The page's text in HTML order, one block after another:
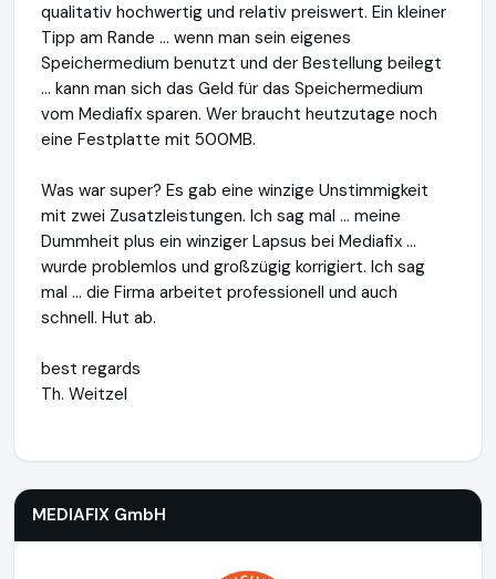
qualitativ hochwertig und relativ preiswert. Ein kleiner
Tipp am Rande ... wenn man sein eigenes
Speichermedium benutzt und der Bestellung beilegt
... kann man sich das Geld für das Speichermedium
vom Mediafix sparen. Wer braucht heutzutage noch
eine Festplatte mit 500MB.
Was war super? Es gab eine winzige Unstimmigkeit
mit zwei Zusatzleistungen. Ich sag mal ... meine
Dummheit plus ein winziger Lapsus bei Mediafix ...
wurde problemlos und großzügig korrigiert. Ich sag
mal ... die Firma arbeitet professionell und auch
schnell. Hut ab.
best regards
Th. Weitzel
MEDIAFIX GmbH